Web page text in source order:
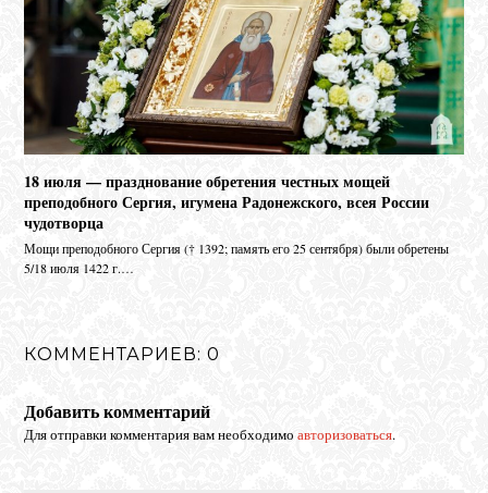
18 июля — празднование обретения честных мощей
преподобного Сергия, игумена Радонежского, всея России
чудотворца
Мо­щи пре­по­доб­но­го Сер­гия († 1392; па­мять его 25 сен­тяб­ря) бы­ли об­ре­те­ны
5/18 июля 1422 г.…
КОММЕНТАРИЕВ: 0
Добавить комментарий
Для отправки комментария вам необходимоавторизоваться.